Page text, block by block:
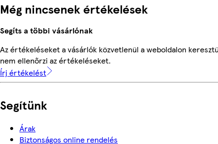
Még nincsenek értékelések
Segíts a többi vásárlónak
Az értékeléseket a vásárlók közvetlenül a weboldalon
nem ellenőrzi az értékeléseket.
Írj értékelést
Segítünk
Árak
Biztonságos online rendelés